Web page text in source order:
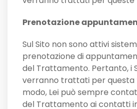
Prenotazione
Sul Sito non sono attivi
prenotazione di
del Trattamento. Pertanto, i
verranno trattati per questa
modo, Lei può sempre
del Trattamento ai contatti